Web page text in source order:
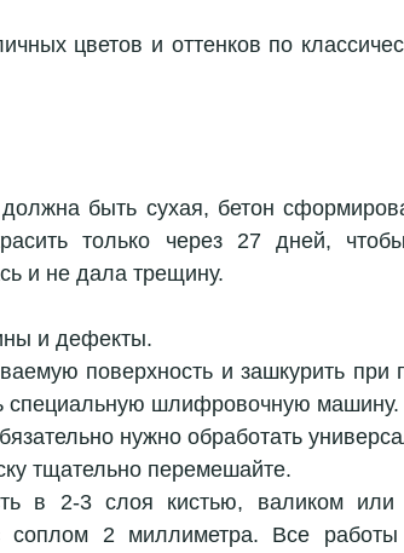
цветов и оттенков по
должна быть сухая, бетон
только через 27 дней,
и не дала трещину.
и дефекты.
поверхность и зашкурить
специальную шлифровочную машину.
нужно обработать
тщательно перемешайте.
в 2-3 слоя кистью, валиком
соплом 2 миллиметра. Все